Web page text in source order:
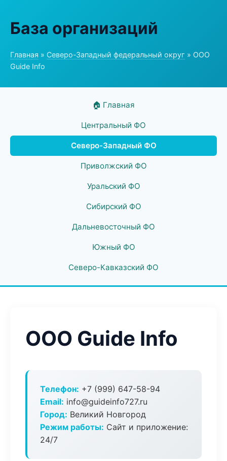
База организаций
Главная » Северо-Западный федеральный округ » ООО
Guide Info
🏠 Главная
Центральный ФО
Северо-Западный ФО
Приволжский ФО
Уральский ФО
Сибирский ФО
Дальневосточный ФО
Южный ФО
Северо-Кавказский ФО
ООО Guide Info
Телефон: +7 (999) 647-58-94
Email: info@guideinfo727.ru
Город: Великий Новгород
Режим работы: Сайт и приложение:
24/7